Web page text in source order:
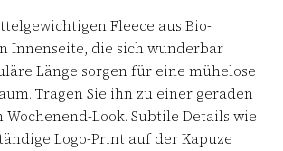
Fleece aus Bio-
Innenseite, die sich wunderbar
Länge sorgen für eine mühelose
Tragen Sie ihn zu einer geraden
Look. Subtile Details wie
Logo-Print auf der Kapuze